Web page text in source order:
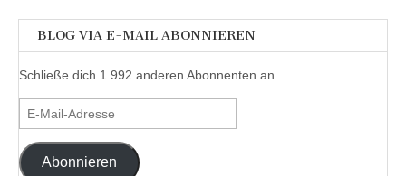
BLOG VIA E-MAIL ABONNIEREN
Schließe dich 1.992 anderen Abonnenten an
E-
Mail-
Adresse
Abonnieren